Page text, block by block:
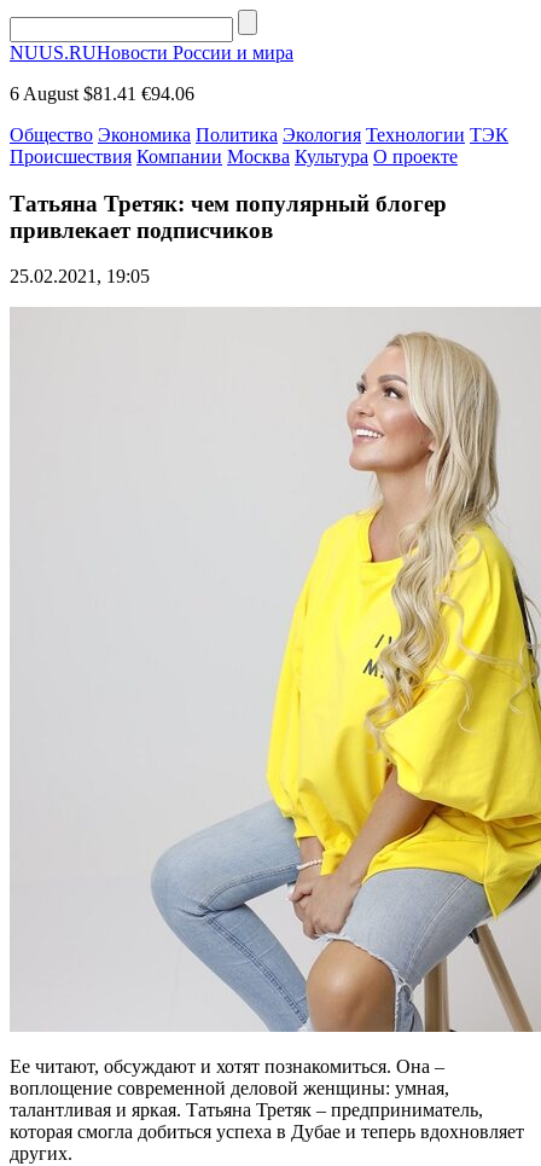
NUUS.RUНовости России и мира
6 August $81.41 €94.06
Общество Экономика Политика Экология Технологии ТЭК
Происшествия Компании Москва Культура О проекте
Татьяна Третяк: чем популярный блогер
привлекает подписчиков
25.02.2021, 19:05
Ее читают, обсуждают и хотят познакомиться. Она –
воплощение современной деловой женщины: умная,
талантливая и яркая. Татьяна Третяк – предприниматель,
которая смогла добиться успеха в Дубае и теперь вдохновляет
других.